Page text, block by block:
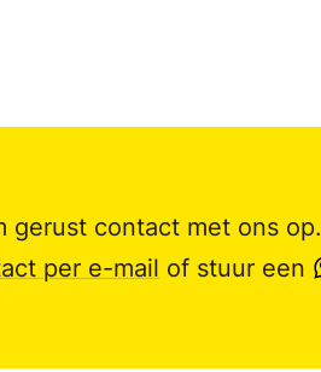
gerust contact met ons op.
per e-mail of stuur een